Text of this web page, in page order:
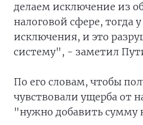
делаем исключение из
налоговой сфере, тогда
исключения, и это
систему", - заметил
По его словам, чтобы
чувствовали ущерба от
"нужно добавить сумму